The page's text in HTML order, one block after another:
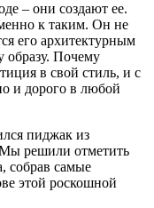
– они создают ее.
к таким. Он не
его архитектурным
образу. Почему
в свой стиль, и с
и дорого в любой
пиджак из
Мы решили отметить
собрав самые
этой роскошной